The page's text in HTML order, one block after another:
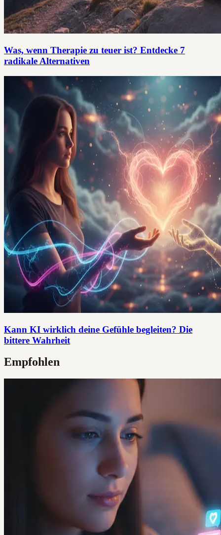
Was, wenn Therapie zu teuer ist? Entdecke 7
radikale Alternativen
Kann KI wirklich deine Gefühle begleiten? Die
bittere Wahrheit
Empfohlen